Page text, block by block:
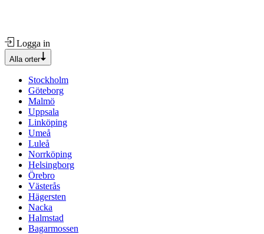
Logga in
Alla orter
Stockholm
Göteborg
Malmö
Uppsala
Linköping
Umeå
Luleå
Norrköping
Helsingborg
Örebro
Västerås
Hägersten
Nacka
Halmstad
Bagarmossen